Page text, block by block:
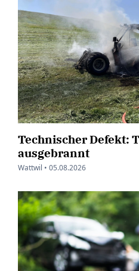
Technischer Defekt:
ausgebrannt
Wattwil • 05.08.2026